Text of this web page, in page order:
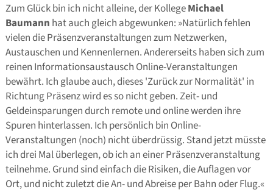
Zum Glück bin ich nicht alleine, der KollegeMichael
Baumann hat auch gleich abgewunken: »Natürlich fehlen
vielen die Präsenzveranstaltungen zum Netzwerken,
Austauschen und Kennenlernen. Andererseits haben sich zum
reinen Informationsaustausch Online-Veranstaltungen
bewährt. Ich glaube auch, dieses 'Zurück zur Normalität' in
Richtung Präsenz wird es so nicht geben. Zeit- und
Geldeinsparungen durch remote und online werden ihre
Spuren hinterlassen. Ich persönlich bin Online-
Veranstaltungen (noch) nicht überdrüssig. Stand jetzt müsste
ich drei Mal überlegen, ob ich an einer Präsenzveranstaltung
teilnehme. Grund sind einfach die Risiken, die Auflagen vor
Ort, und nicht zuletzt die An- und Abreise per Bahn oder Flug.«